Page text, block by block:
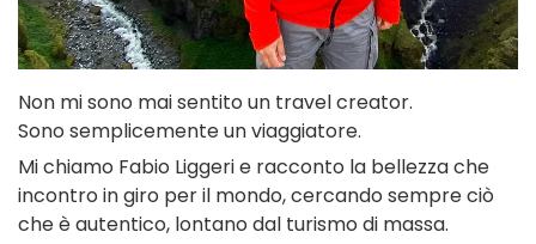
Non mi sono mai sentito un travel creator.
Sono semplicemente un viaggiatore.
Mi chiamo Fabio Liggeri e racconto la bellezza che
incontro in giro per il mondo, cercando sempre ciò
che è autentico, lontano dal turismo di massa.